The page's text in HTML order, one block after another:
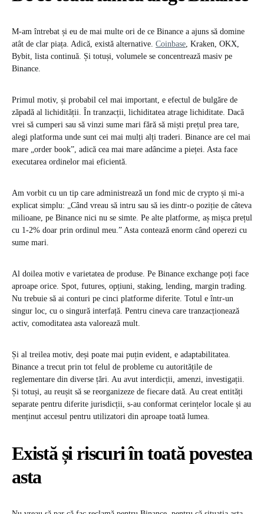
M-am întrebat și eu de mai multe ori de ce Binance a ajuns să domine
atât de clar piața. Adică, există alternative. Coinbase, Kraken, OKX,
Bybit, lista continuă. Și totuși, volumele se concentrează masiv pe
Binance.
Primul motiv, și probabil cel mai important, e efectul de bulgăre de
zăpadă al lichidității. În tranzacții, lichiditatea atrage lichiditate. Dacă
vrei să cumperi sau să vinzi sume mari fără să miști prețul prea tare,
alegi platforma unde sunt cei mai mulți alți traderi. Binance are cel mai
mare „order book”, adică cea mai mare adâncime a pieței. Asta face
executarea ordinelor mai eficientă.
Am vorbit cu un tip care administrează un fond mic de crypto și mi-a
explicat simplu: „Când vreau să intru sau să ies dintr-o poziție de câteva
milioane, pe Binance nici nu se simte. Pe alte platforme, aș mișca prețul
cu 1-2% doar prin ordinul meu.” Asta contează enorm când operezi cu
sume mari.
Al doilea motiv e varietatea de produse. Pe Binance exchange poți face
aproape orice. Spot, futures, opțiuni, staking, lending, margin trading.
Nu trebuie să ai conturi pe cinci platforme diferite. Totul e într-un
singur loc, cu o singură interfață. Pentru cineva care tranzacționează
activ, comoditatea asta valorează mult.
Și al treilea motiv, deși poate mai puțin evident, e adaptabilitatea.
Binance a trecut prin tot felul de probleme cu autoritățile de
reglementare din diverse țări. Au avut interdicții, amenzi, investigații.
Și totuși, au reușit să se reorganizeze de fiecare dată. Au creat entități
separate pentru diferite jurisdicții, s-au conformat cerințelor locale și au
menținut accesul pentru utilizatori din aproape toată lumea.
Există și riscuri în toată povestea
asta